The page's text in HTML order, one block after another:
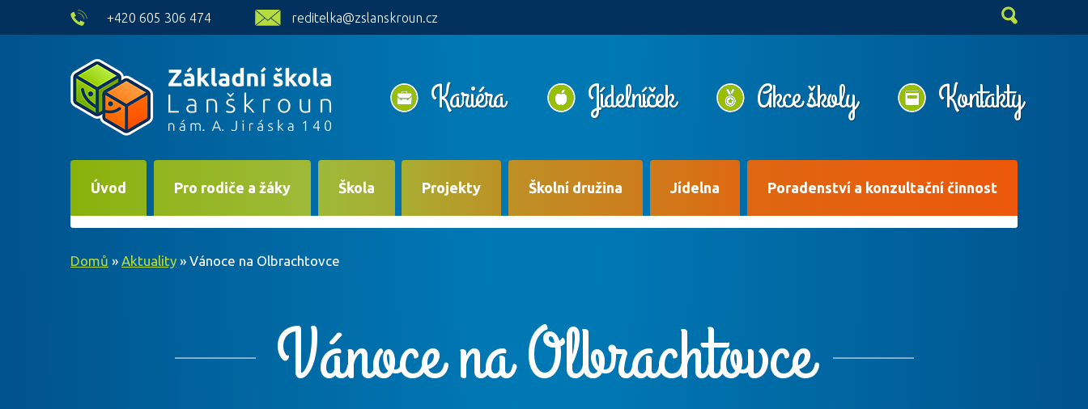
skip to main content
+420 605 306 474 reditelka@zslanskroun.cz
Kariéra Jídelníček Akce školy Kontakty
Úvod Pro rodiče a žáky Škola Projekty Školní družina Jídelna Poradenství a konzultační činnost
Domů » Aktuality » Vánoce na Olbrachtovce
Vánoce na Olbrachtovce